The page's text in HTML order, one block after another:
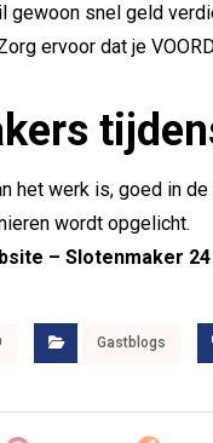
snel geld
ervoor dat je
het werk is, goed in
wordt opgelicht.
–Slotenmaker
Gastblogs